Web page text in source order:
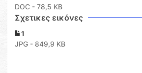
DOC - 78,5 KB
Σχετικες εικόνες
1
JPG - 849,9 KB